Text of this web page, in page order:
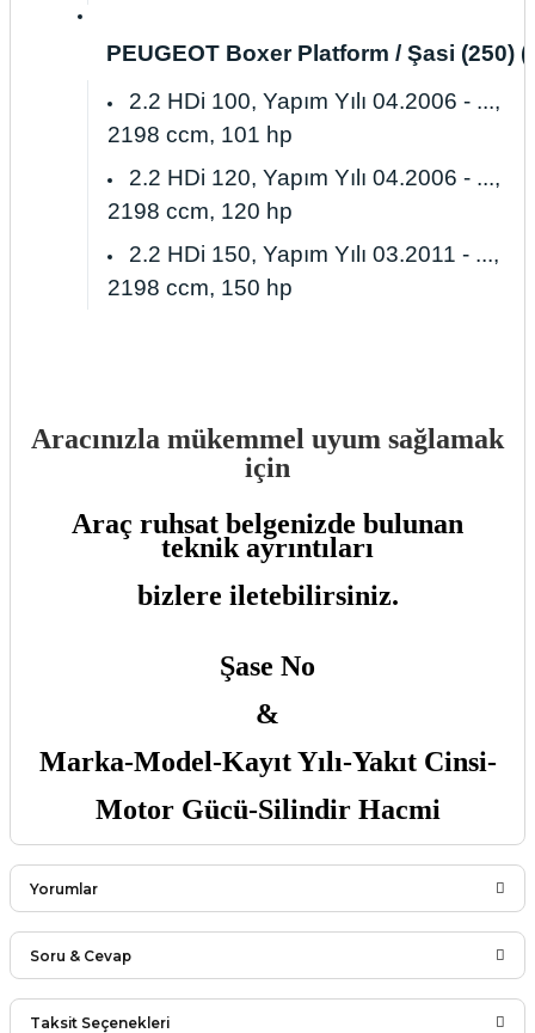
PEUGEOT Boxer Platform / Şasi (250)
2.2 HDi 100, Yapım Yılı 04.2006 - ...,
2198 ccm, 101 hp
2.2 HDi 120, Yapım Yılı 04.2006 - ...,
2198 ccm, 120 hp
2.2 HDi 150, Yapım Yılı 03.2011 - ...,
2198 ccm, 150 hp
Aracınızla mükemmel uyum sağlamak
için
Araç ruhsat belgenizde bulunan
teknik ayrıntıları
bizlere iletebilirsiniz.
Şase No
&
Marka-Model-Kayıt Yılı-Yakıt Cinsi-
Motor Gücü-Silindir Hacmi
Yorumlar
Bu ürüne ilk yorumu siz yapın!
Soru & Cevap
Taksit Seçenekleri